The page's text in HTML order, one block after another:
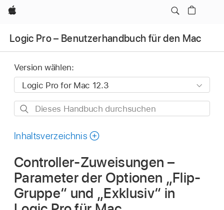
Apple
Logic Pro – Benutzerhandbuch für den Mac
Version wählen:
Dieses
durchsuchen
Inhaltsverzeichnis
Controller-Zuweisungen –
Parameter der Optionen „Flip-
Gruppe“ und „Exklusiv“ in